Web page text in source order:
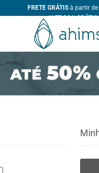
FRETE GRÁTIS à partir de
1ª TROCA GRÁTIS
ATÉ 10X
SEM JUROS
+10% DE DESCONTO
FABRICAÇÃO